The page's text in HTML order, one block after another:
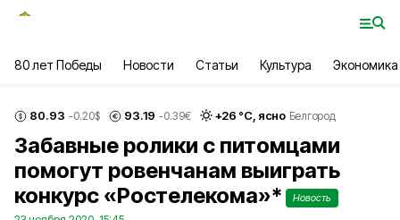
80 лет Победы Новости Статьи Культура Экономика
80.93 -0.20$ 93.19 -0.39€ +26 °С, ясно Белгород
Забавные ролики с питомцами
помогут ровенчанам выиграть
конкурс «Ростелекома»*
Новость